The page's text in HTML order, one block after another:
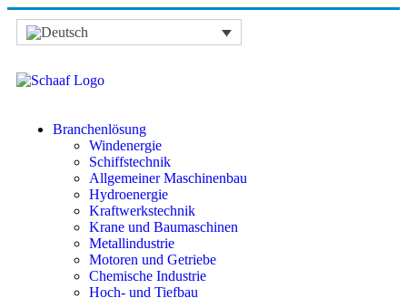
Branchenlösung
Windenergie
Schiffstechnik
Allgemeiner Maschinenbau
Hydroenergie
Kraftwerkstechnik
Krane und Baumaschinen
Metallindustrie
Motoren und Getriebe
Chemische Industrie
Hoch- und Tiefbau